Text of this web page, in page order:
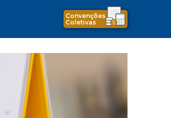
Convenções
Coletivas